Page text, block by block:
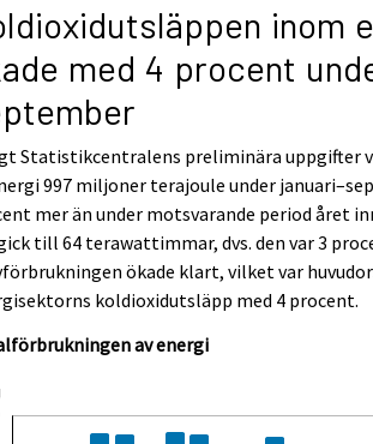
inom
med 4 procent
Statistikcentralens preliminära uppgifter
997 miljoner terajoule under
mer än under motsvarande period året
till 64 terawattimmar, dvs. den var 3
ökade klart, vilket var
koldioxidutsläpp med 4 procent.
av energi